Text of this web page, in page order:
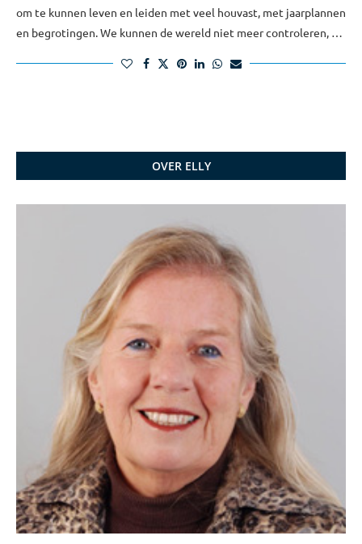
om te kunnen leven en leiden met veel houvast, met jaarplannen
en begrotingen. We kunnen de wereld niet meer controleren, …
OVER ELLY